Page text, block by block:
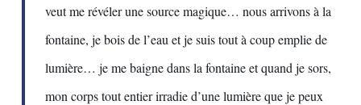
veut me révéler une source magique… nous arrivons à la
fontaine, je bois de l’eau et je suis tout à coup emplie de
lumière… je me baigne dans la fontaine et quand je sors,
mon corps tout entier irradie d’une lumière que je peux